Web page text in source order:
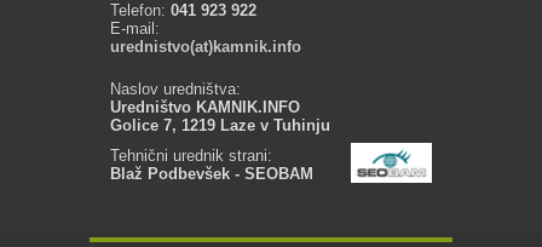
Telefon: 041 923 922
E-mail:
urednistvo(at)kamnik.info
Naslov uredništva:
Uredništvo KAMNIK.INFO
Golice 7, 1219 Laze v Tuhinju
Tehnični urednik strani:
Blaž Podbevšek - SEOBAM